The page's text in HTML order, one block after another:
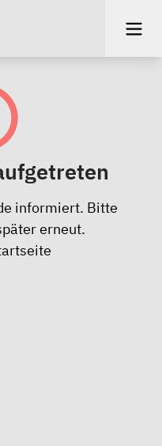
informiert. Bitte
erneut.